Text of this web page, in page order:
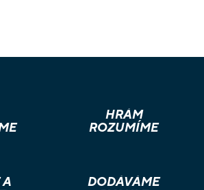
HRÁM
ROZUMÍME
DODÁVÁME